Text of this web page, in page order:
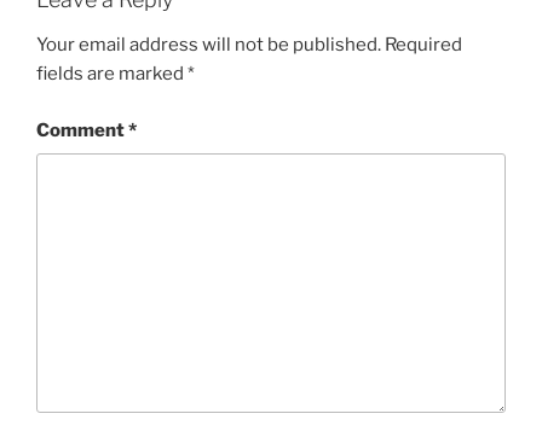
Your email address will not be published. Required
fields are marked *
Comment*